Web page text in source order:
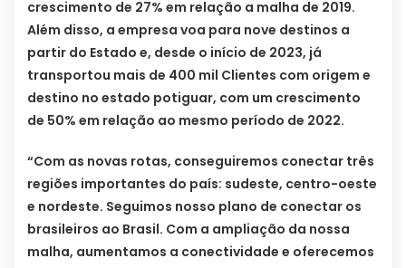
crescimento de 27% em relação a malha de 2019.
Além disso, a empresa voa para nove destinos a
partir do Estado e, desde o início de 2023, já
transportou mais de 400 mil Clientes com origem e
destino no estado potiguar, com um crescimento
de 50% em relação ao mesmo período de 2022.
“Com as novas rotas, conseguiremos conectar três
regiões importantes do país: sudeste, centro-oeste
e nordeste. Seguimos nosso plano de conectar os
brasileiros ao Brasil. Com a ampliação da nossa
malha, aumentamos a conectividade e oferecemos